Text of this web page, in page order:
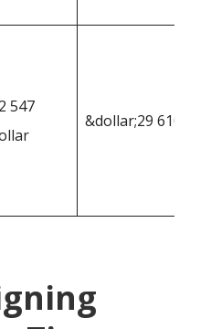
547
&dollar;29 610